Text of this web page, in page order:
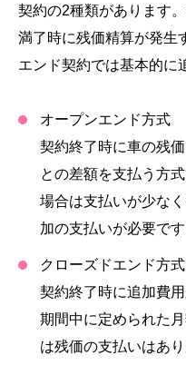
契約の2種類があります
満了時に残価精算が発生
エンド契約では基本的に
オープンエンド方式
契約終了時に車の残
との差額を支払う方
場合は支払いが少な
加の支払いが必要です
クローズドエンド方式
契約終了時に追加費
期間中に定められた
は残価の支払いはあ